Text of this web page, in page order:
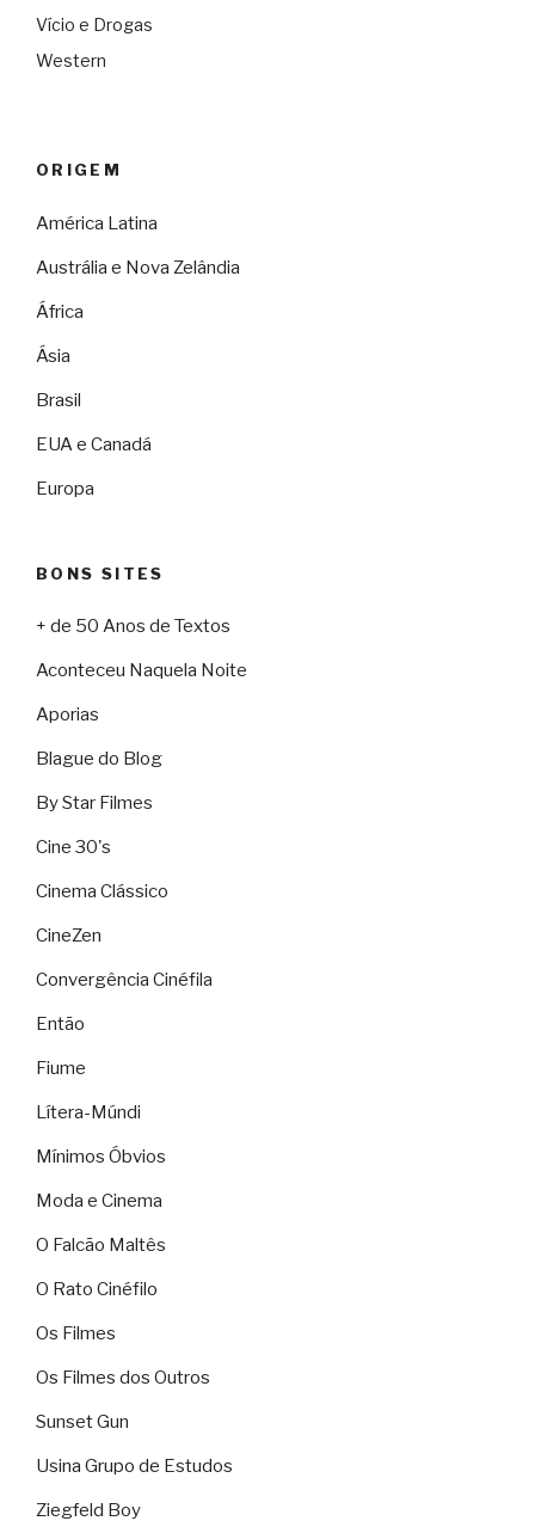
Vício e Drogas
Western
ORIGEM
América Latina
Austrália e Nova Zelândia
África
Ásia
Brasil
EUA e Canadá
Europa
BONS SITES
+ de 50 Anos de Textos
Aconteceu Naquela Noite
Aporias
Blague do Blog
By Star Filmes
Cine 30's
Cinema Clássico
CineZen
Convergência Cinéfila
Então
Fiume
Lítera-Múndi
Mínimos Óbvios
Moda e Cinema
O Falcão Maltês
O Rato Cinéfilo
Os Filmes
Os Filmes dos Outros
Sunset Gun
Usina Grupo de Estudos
Ziegfeld Boy